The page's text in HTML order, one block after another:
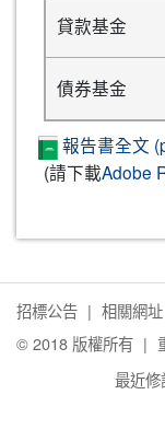
貸款基金
債券基金
報告書全文
(請下載Adobe
招標公告 相關網址
© 2018 版權所有
最近修